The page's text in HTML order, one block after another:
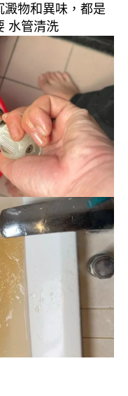
澱物和異味，都是
水管清洗